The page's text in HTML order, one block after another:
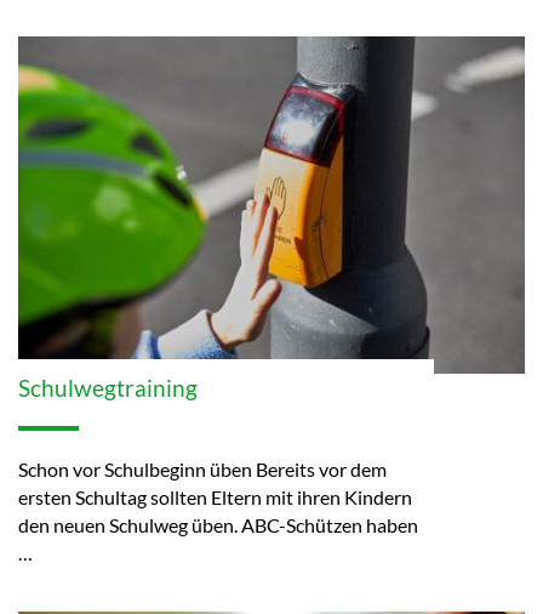
Schulwegtraining
Schon vor Schulbeginn üben Bereits vor dem
ersten Schultag sollten Eltern mit ihren Kindern
den neuen Schulweg üben. ABC-Schützen haben
…